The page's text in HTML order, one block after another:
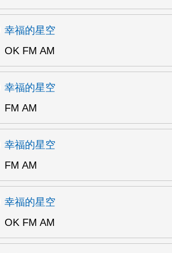
幸福的星空
OK FM AM
幸福的星空
FM AM
幸福的星空
FM AM
幸福的星空
OK FM AM